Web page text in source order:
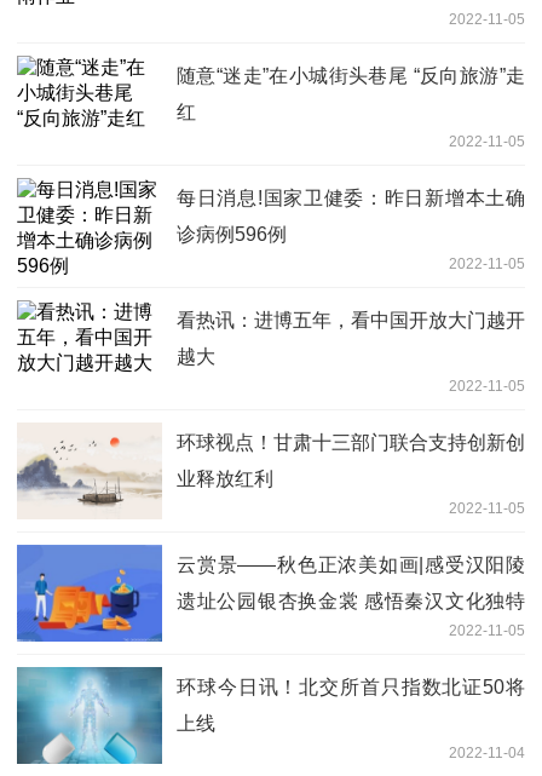
2022-11-05
随意“迷走”在小城街头巷尾 “反向旅游”走
红
2022-11-05
每日消息!国家卫健委：昨日新增本土确
诊病例596例
2022-11-05
看热讯：进博五年，看中国开放大门越开
越大
2022-11-05
环球视点！甘肃十三部门联合支持创新创
业释放红利
2022-11-05
云赏景——秋色正浓美如画|感受汉阳陵
遗址公园银杏换金裳 感悟秦汉文化独特
2022-11-05
环球今日讯！北交所首只指数北证50将
上线
2022-11-04